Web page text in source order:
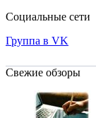
Социальные сети
Группа в VK
Свежие обзоры